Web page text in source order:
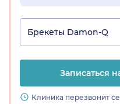
Брекеты Damon-Q
Записаться
Клиника перезвонит